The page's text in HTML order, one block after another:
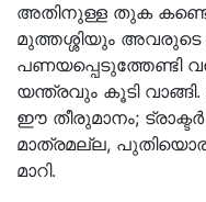
അതിനുള്ള തുക
മുത്തശ്ശിയും
പണയപ്പെടുത്തേണ്ടി
യന്ത്രവും കൂടി വാങ്ങി.
ഈ തീരുമാനം;
മാത്രമല്ല,
മാറി.